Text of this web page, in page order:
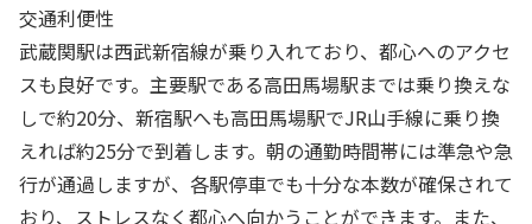
交通利便性
武蔵関駅は西武新宿線が乗り入れており、都心へのアクセ
スも良好です。主要駅である高田馬場駅までは乗り換えな
しで約20分、新宿駅へも高田馬場駅でJR山手線に乗り換
えれば約25分で到着します。朝の通勤時間帯には準急や急
行が通過しますが、各駅停車でも十分な本数が確保されて
おり、ストレスなく都心へ向かうことができます。また、